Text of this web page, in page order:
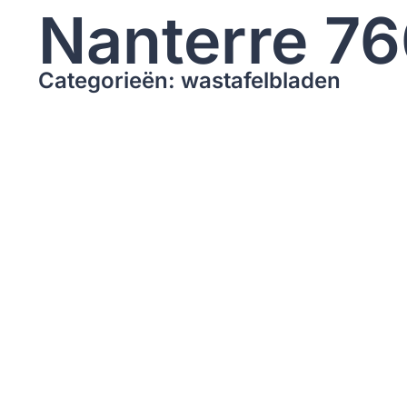
Nanterre
Categorieën: wastafelbladen